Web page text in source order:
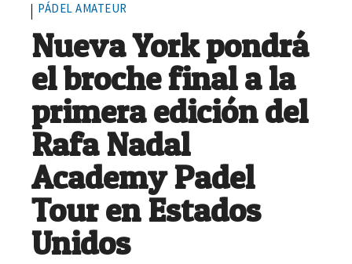
PÁDEL AMATEUR
Nueva York pondrá
el broche final a la
primera edición del
Rafa Nadal
Academy Padel
Tour en Estados
Unidos